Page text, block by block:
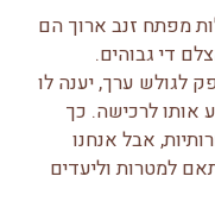
מפתח זנב ארוך הם
די גבוהים.
לגולש ערך, יענה לו
אותו לרכישה. כך
אבל אנחנו
למטרות וליעדים